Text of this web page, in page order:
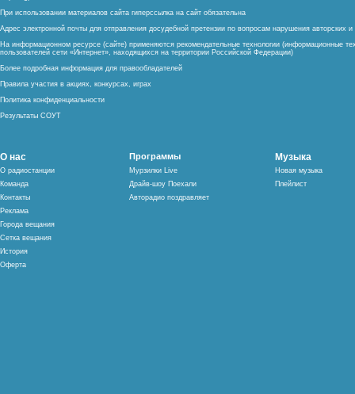
При использовании материалов сайта гиперссылка на сайт обязательна
Адрес электронной почты для отправления досудебной претензии по вопросам нарушения авторских
На информационном ресурсе (сайте) применяются рекомендательные технологии (информационные
пользователей сети «Интернет», находящихся на территории Российской Федерации)
Более подробная информация для правообладателей
Правила участия в акциях, конкурсах, играх
Политика конфиденциальности
Результаты СОУТ
О нас
О радиостанции
Команда
Контакты
Реклама
Города вещания
Сетка вещания
История
Оферта
Программы
Мурзилки Live
Драйв-шоу Поехали
Авторадио поздравляет
Музыка
Новая музыка
Плейлист